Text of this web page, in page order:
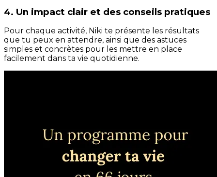
4. Un impact clair et des conseils pratiques
Pour chaque activité, Niki te présente les résultats
que tu peux en attendre, ainsi que des astuces
simples et concrètes pour les mettre en place
facilement dans ta vie quotidienne.